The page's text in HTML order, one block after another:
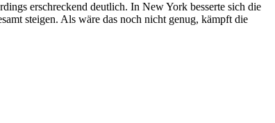
erschreckend deutlich. In New York besserte sich die
steigen. Als wäre das noch nicht genug, kämpft die